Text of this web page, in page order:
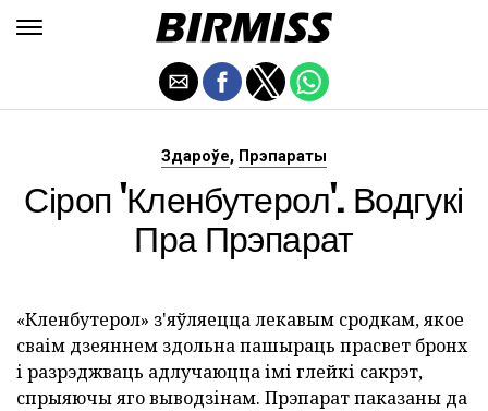
Здароўе, Прэпараты
Сіроп 'Кленбутерол'. Водгукі
Пра Прэпарат
«Кленбутерол» з'яўляецца лекавым сродкам, якое
сваім дзеяннем здольна пашыраць прасвет бронх
і разрэджваць адлучаюцца імі глейкі сакрэт,
спрыяючы яго выводзінам. Прэпарат паказаны да